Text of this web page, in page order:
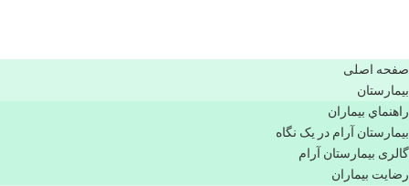
صفحه اصلی
بيمارستان
راهنماي بیماران
بیمارستان آرام در یک نگاه
گالری بیمارستان آرام
رضایت بیماران